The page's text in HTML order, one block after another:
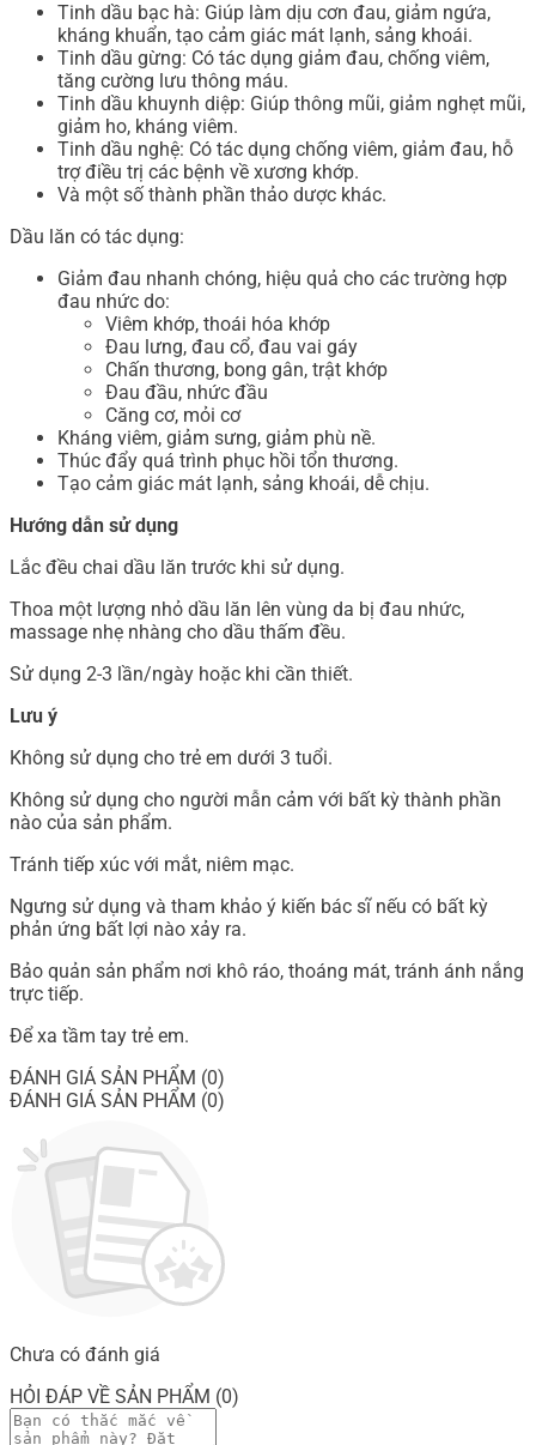
Tinh dầu bạc hà: Giúp làm dịu cơn đau, giảm ngứa,
kháng khuẩn, tạo cảm giác mát lạnh, sảng khoái.
Tinh dầu gừng: Có tác dụng giảm đau, chống viêm,
tăng cường lưu thông máu.
Tinh dầu khuynh diệp: Giúp thông mũi, giảm nghẹt mũi,
giảm ho, kháng viêm.
Tinh dầu nghệ: Có tác dụng chống viêm, giảm đau, hỗ
trợ điều trị các bệnh về xương khớp.
Và một số thành phần thảo dược khác.
Dầu lăn có tác dụng:
Giảm đau nhanh chóng, hiệu quả cho các trường hợp
đau nhức do:
Viêm khớp, thoái hóa khớp
Đau lưng, đau cổ, đau vai gáy
Chấn thương, bong gân, trật khớp
Đau đầu, nhức đầu
Căng cơ, mỏi cơ
Kháng viêm, giảm sưng, giảm phù nề.
Thúc đẩy quá trình phục hồi tổn thương.
Tạo cảm giác mát lạnh, sảng khoái, dễ chịu.
Hướng dẫn sử dụng
Lắc đều chai dầu lăn trước khi sử dụng.
Thoa một lượng nhỏ dầu lăn lên vùng da bị đau nhức,
massage nhẹ nhàng cho dầu thấm đều.
Sử dụng 2-3 lần/ngày hoặc khi cần thiết.
Lưu ý
Không sử dụng cho trẻ em dưới 3 tuổi.
Không sử dụng cho người mẫn cảm với bất kỳ thành phần
nào của sản phẩm.
Tránh tiếp xúc với mắt, niêm mạc.
Ngưng sử dụng và tham khảo ý kiến bác sĩ nếu có bất kỳ
phản ứng bất lợi nào xảy ra.
Bảo quản sản phẩm nơi khô ráo, thoáng mát, tránh ánh nắng
trực tiếp.
Để xa tầm tay trẻ em.
ĐÁNH GIÁ SẢN PHẨM (0)
ĐÁNH GIÁ SẢN PHẨM (0)
Chưa có đánh giá
HỎI ĐÁP VỀ SẢN PHẨM (0)